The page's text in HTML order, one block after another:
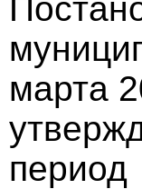
марта
период